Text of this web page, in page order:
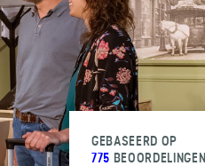
GEBASEERD OP
775 BEOORDELINGEN